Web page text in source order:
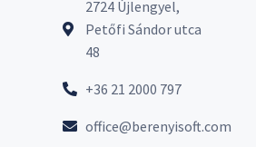
2724 Újlengyel,
Petőfi Sándor utca
48
+36 21 2000 797
office@berenyisoft.com